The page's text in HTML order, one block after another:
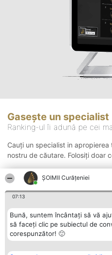
ȘOIMII Curățeniei
07:13
Bună, suntem încântați să vă
să faceți clic pe subiectul de
corespunzător! 🙂
Gasește un specialist
Ranking-ul îi adună pe cei
Cauți un specialist in apropierea
nostru de căutare. Folosiți doar